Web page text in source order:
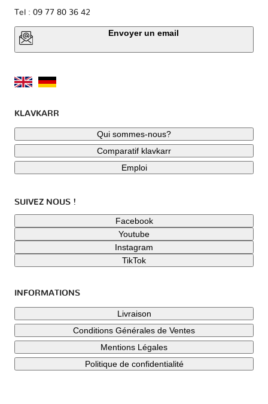
Tel : 09 77 80 36 42
Envoyer un email
KLAVKARR
Qui sommes-nous?
Comparatif klavkarr
Emploi
SUIVEZ NOUS !
Facebook
Youtube
Instagram
TikTok
INFORMATIONS
Livraison
Conditions Générales de Ventes
Mentions Légales
Politique de confidentialité